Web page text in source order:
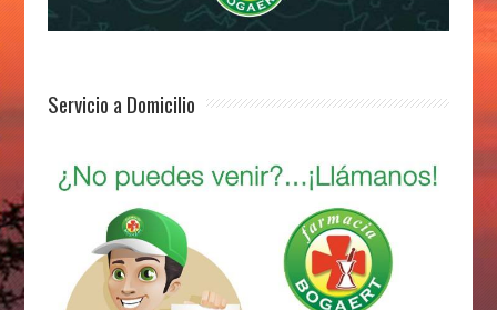
Servicio a Domicilio